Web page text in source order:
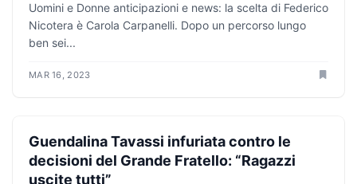
Uomini e Donne anticipazioni e news: la scelta di Federico
Nicotera è Carola Carpanelli. Dopo un percorso lungo
ben sei...
MAR 16, 2023
ANTICIPAZIONI TV
Guendalina Tavassi infuriata contro le
decisioni del Grande Fratello: “Ragazzi
uscite tutti”